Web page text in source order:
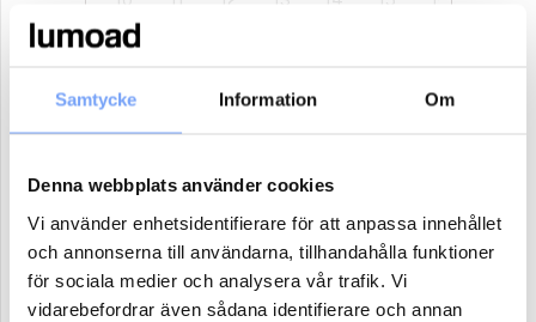
Samtycke Information Om
Denna webbplats använder cookies
Vi använder enhetsidentifierare för att anpassa innehållet
och annonserna till användarna, tillhandahålla funktioner
för sociala medier och analysera vår trafik. Vi
vidarebefordrar även sådana identifierare och annan
17
24 26 27 30
31 1
Antal paket (se ovan)
Boka